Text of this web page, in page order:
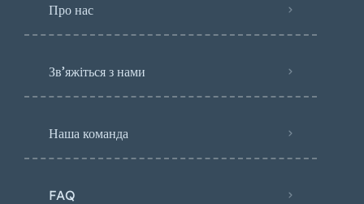
Про нас
Зв’яжіться з нами
Наша команда
FAQ